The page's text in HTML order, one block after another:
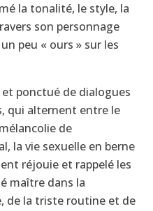
la tonalité, le style, la
son personnage
peu « ours » sur les
ponctué de dialogues
qui alternent entre le
de
la vie sexuelle en berne
réjouie et rappelé les
maître dans la
de la triste routine et de